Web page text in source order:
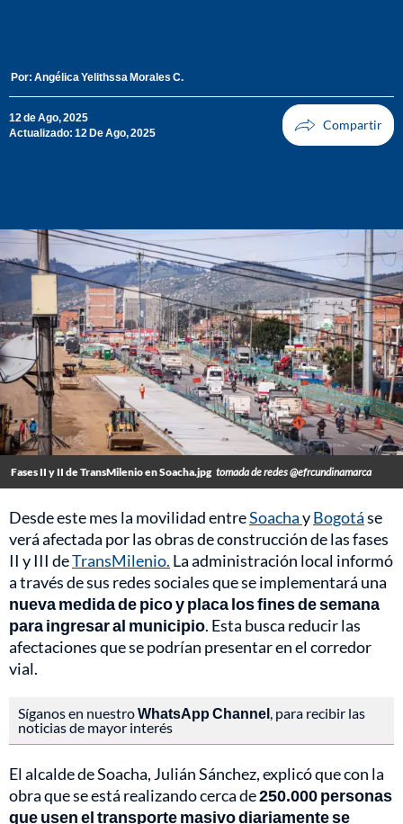
Por: Angélica Yelithssa Morales C.
12 de Ago, 2025
Actualizado: 12 De Ago, 2025
Fases II y II de TransMilenio en Soacha.jpg tomada de redes @efrcundinamarca
Desde este mes la movilidad entreSoachayBogotáse
verá afectada por las obras de construcción de las fases
II y III deTransMilenio. La administración local informó
a través de sus redes sociales que se implementará una
nueva medida de pico y placa los fines de semana
para ingresar al municipio. Esta busca reducir las
afectaciones que se podrían presentar en el corredor
vial.
Síganos en nuestroWhatsApp Channel, para recibir las
noticias de mayor interés
El alcalde de Soacha, Julián Sánchez, explicó que con la
obra que se está realizando cerca de250.000 personas
que usen el transporte masivo diariamente se